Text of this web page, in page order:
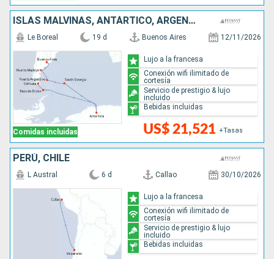
ISLAS MALVINAS, ANTÁRTICO, ARGENTINA
Comidas incluidas
Le Boreal 19 d Buenos Aires 12/11/2026
US$ 21,521 +Tasas
Lujo a la francesa
Conexión wifi ilimitado de
cortesía
Servicio de prestigio & lujo
incluido
Bebidas incluidas
PERÚ, CHILE
L Austral 6 d Callao 30/10/2026
Lujo a la francesa
Conexión wifi ilimitado de
cortesía
Servicio de prestigio & lujo
incluido
Bebidas incluidas